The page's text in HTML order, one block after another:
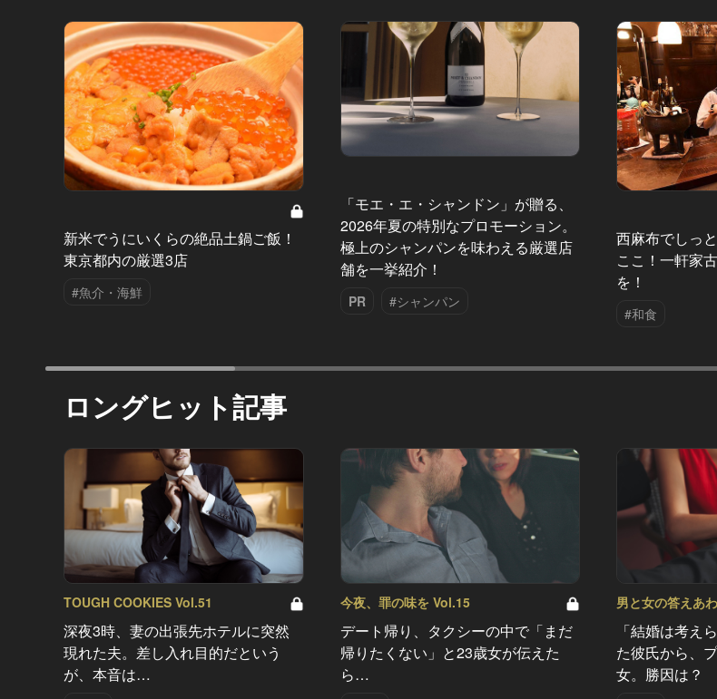
新米でうにいくらの絶品土鍋ご飯！
東京都内の厳選3店
#魚介・海鮮
「モエ・エ・シャンドン」が贈る、
2026年夏の特別なプロモーション。
極上のシャンパンを味わえる厳選店
舗を一挙紹介！
PR #シャンパン
西麻布でしっ
ここ！一軒家
を！
#和食
ロングヒット記事
TOUGH COOKIES Vol.51
深夜3時、妻の出張先ホテルに突然
現れた夫。差し入れ目的だという
が、本音は…
今夜、罪の味を Vol.15
デート帰り、タクシーの中で「まだ
帰りたくない」と23歳女が伝えた
ら…
男と女の答えあ
「結婚は考え
た彼氏から、
女。勝因は？